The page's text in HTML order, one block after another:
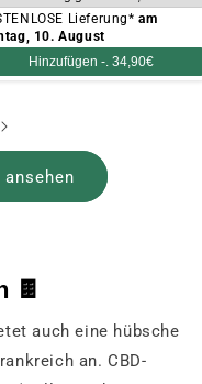
Lieferung*am
10. August
Hinzufügen -.34,90€
🍫
auch eine hübsche
an. CBD-